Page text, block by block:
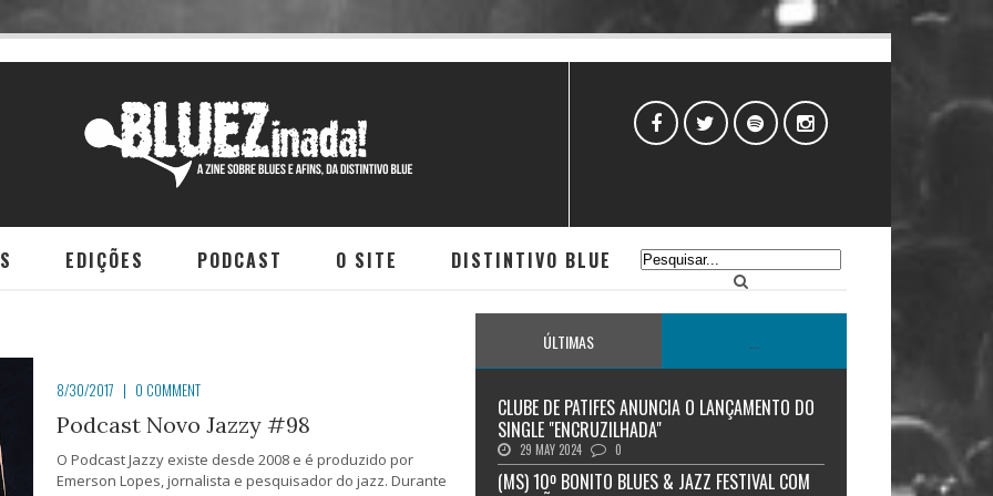
EDIÇÕES PODCAST O SITE DISTINTIVO BLUE
8/30/2017 | 0 COMMENT
Podcast Novo Jazzy #98
O Podcast Jazzy existe desde 2008 e é produzido por
Emerson Lopes, jornalista e pesquisador do jazz. Durante
ÚLTIMAS
CLUBE DE PATIFES ANUNCIA O LANÇAMENTO DO
SINGLE "ENCRUZILHADA"
29 MAY 2024 0
(MS) 10º BONITO BLUES & JAZZ FESTIVAL COM